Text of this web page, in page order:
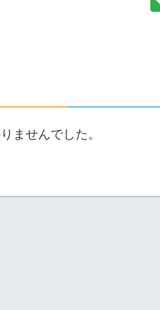
ませんでした。